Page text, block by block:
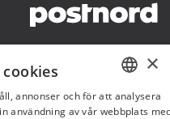
SWEDISH
×
annonser och för att analysera
användning av vår webbplats